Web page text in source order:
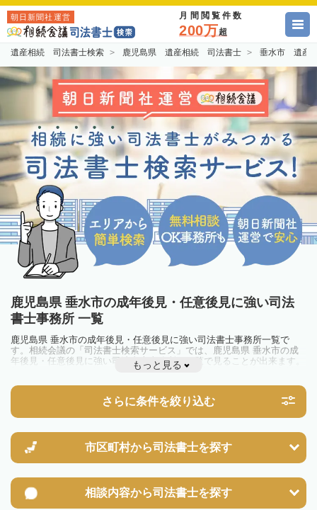
朝日新聞社運営 月間閲覧件数
200万超
遺産相続 司法書士検索 鹿児島県 遺産相続 司法書士 垂水市 遺産
鹿児島県 垂水市の成年後見・任意後見に強い司法
書士事務所 一覧
鹿児島県 垂水市の成年後見・任意後見に強い司法書士事務所一覧で
す。相続会議の「司法書士検索サービス」では、鹿児島県 垂水市の成
年後見・任意後見に強い司法書士事務所を一覧で見ることが出来ます。
相続のトラブルやお悩みを抱えている方は一度近隣の司法書士に相談し
もっと見る
さらに条件を絞り込む
市区町村から司法書士を探す
相談内容から司法書士を探す